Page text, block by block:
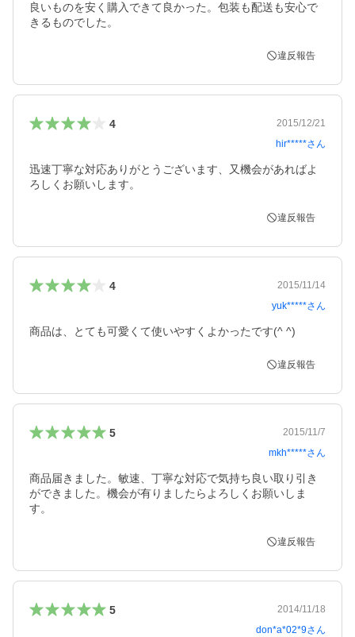
良いものを安く購入できて良かった。包装も配送も安心で
きるものでした。
違反報告
4
2015/12/21
hir*****さん
迅速丁寧な対応ありがとうございます、又機会があればよ
ろしくお願いします。
違反報告
4
2015/11/14
yuk*****さん
商品は、とても可愛くて使いやすくよかったです(^ ^)
違反報告
5
2015/11/7
mkh*****さん
商品届きました。敏速、丁寧な対応で気持ち良い取り引き
ができました。機会が有りましたらよろしくお願いしま
す。
違反報告
5
2014/11/18
don*a*02*9さん